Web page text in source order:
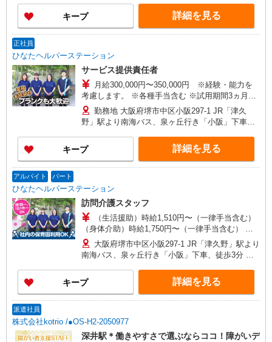
阪」下車、徒歩3分 ★車通勤可（駐車場完備）
キープ 詳細を見る
正社員
ひなたヘルパーステーション
サービス提供責任者
月給300,000円〜350,000円 ※経験・能力を
考慮します。 ※各種手当含む ※試用期間3ヵ月程
度有（月給276,970円）
勤務地 大阪府堺市中区小阪297-1 JR「津久
野」駅より南海バス、泉ヶ丘行き「小阪」下車、
行き「小阪」下車、徒歩3分 ★車通勤可（駐車場
完備）
キープ 詳細を見る
アルバイト パート
ひなたヘルパーステーション
訪問介護スタッフ
（生活援助）時給1,510円〜（一律手当含む）
（身体介助）時給1,750円〜（一律手当含む） ※
試用期間3ヵ月程度有 （生活援助）時給1,460円
（一律手当含む） （身体介助）時給1,700円（一
律手当含む） ※経験・能力を考慮します。 ※移動
手当（1件250円支給） ※日曜は時給100円UP
大阪府堺市中区小阪297-1 JR「津久野」駅より
南海バス、泉ヶ丘行き「小阪」下車、徒歩3分 南
阪」下車、徒歩3分 ★車通勤可（駐車場完備）
キープ 詳細を見る
派遣社員
株式会社kotrio /●OS-H2-2050977
深井駅＊働きやすさで選ぶならココ！障がいデ